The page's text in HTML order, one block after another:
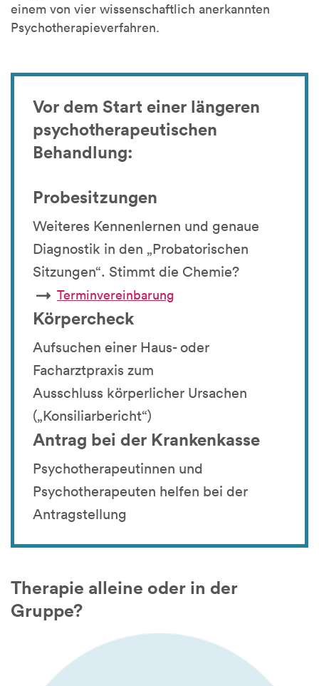
einem von vier wissenschaftlich anerkannten
Psychotherapieverfahren.
Vor dem Start einer längeren
psychotherapeutischen
Behandlung:
Probesitzungen
Weiteres Kennenlernen und genaue
Diagnostik in den „Probatorischen
Sitzungen“. Stimmt die Chemie?
Terminvereinbarung
Körpercheck
Aufsuchen einer Haus- oder
Facharztpraxis zum
Ausschluss körperlicher Ursachen
(„Konsiliarbericht“)
Antrag bei der Krankenkasse
Psychotherapeutinnen und
Psychotherapeuten helfen bei der
Antragstellung
Therapie alleine oder in der
Gruppe?